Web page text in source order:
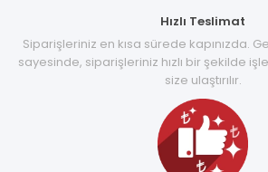
Hızlı Teslimat
Siparişleriniz en kısa sürede kapınızda.
sayesinde, siparişleriniz hızlı bir şekilde
size ulaştırılır.